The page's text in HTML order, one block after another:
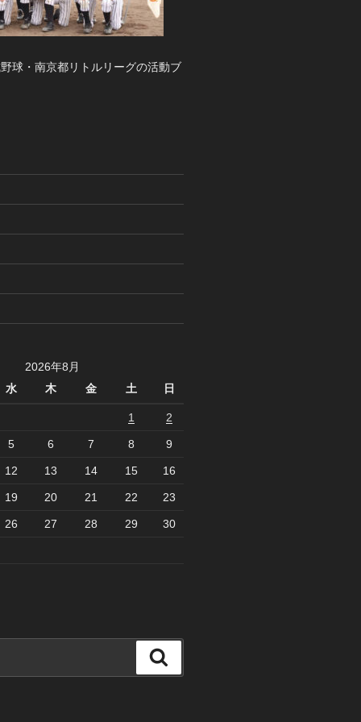
球・南京都リトルリーグの活動ブ
2026年8月
水
木 金 土 日
1 2
5 6 7 8 9
12 13 14 15 16
19 20 21 22 23
26 27 28 29 30
索